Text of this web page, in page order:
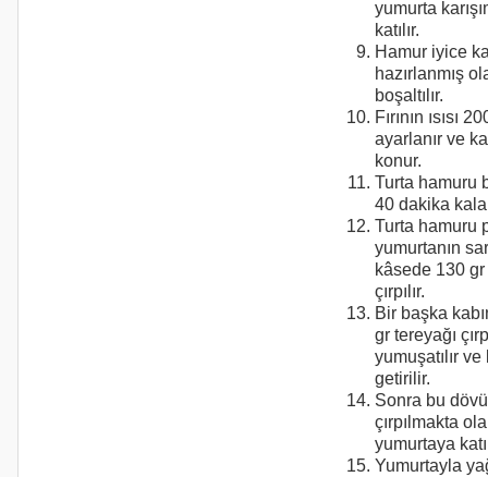
yumurta
katılır.
Hamur iyice
hazırlanmış
boşaltılır.
Fırının ısısı
ayarlanır ve
konur.
Turta hamuru
40 dakika
Turta hamuru
yumurtanın
kâsede 130
çırpılır.
Bir başka
gr tereyağı
yumuşatılır
getirilir.
Sonra bu
çırpılmakta
yumurtaya
Yumurtayla